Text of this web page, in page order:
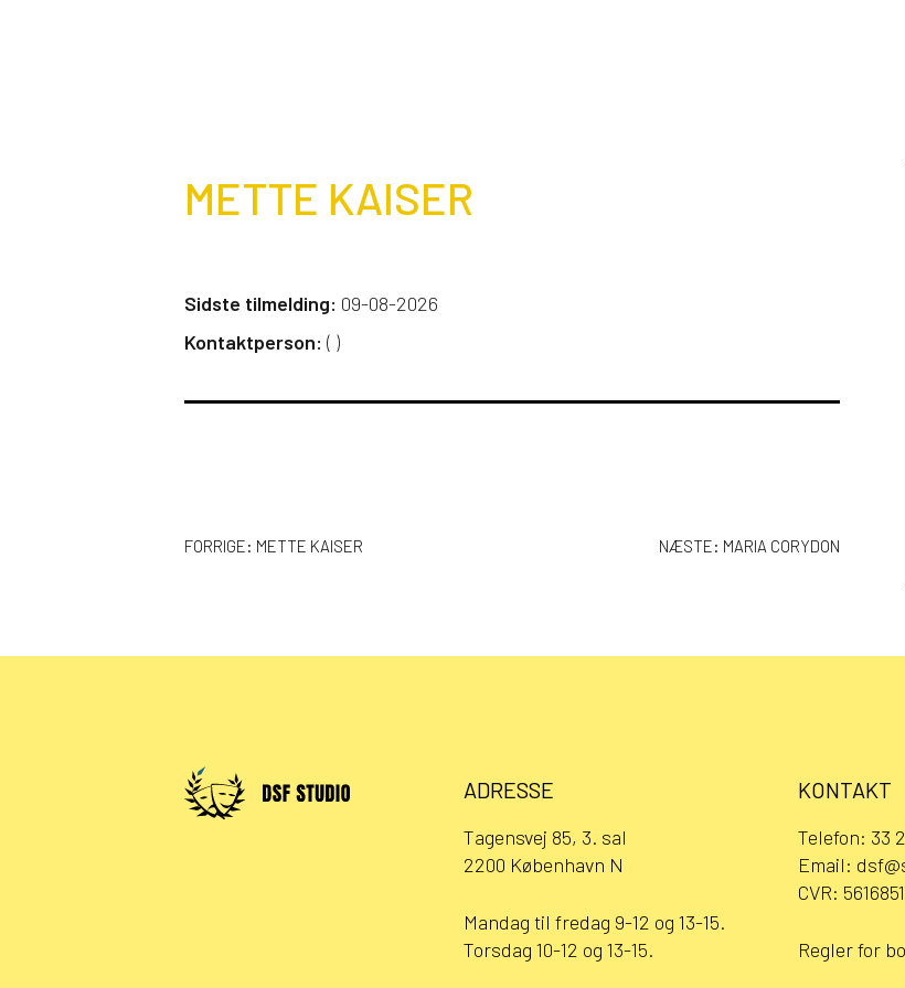
METTE KAISER
Sidste tilmelding: 09-08-2026
Kontaktperson: ( )
INDLÆGSNAVIGATION
FORRIGE: METTE KAISER NÆSTE: MARIA CORYDON
ADRESSE
Tagensvej 85, 3. sal
2200 København N
Mandag til fredag 9-12 og 13-15.
Torsdag 10-12 og 13-15.
KONTAKT
Telefon: 33
Email:
CVR:
Regler for